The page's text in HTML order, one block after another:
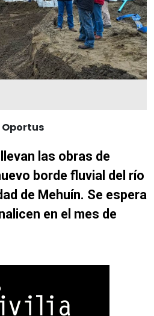
las obras de
borde fluvial del río
de Mehuín. Se espera
en el mes de